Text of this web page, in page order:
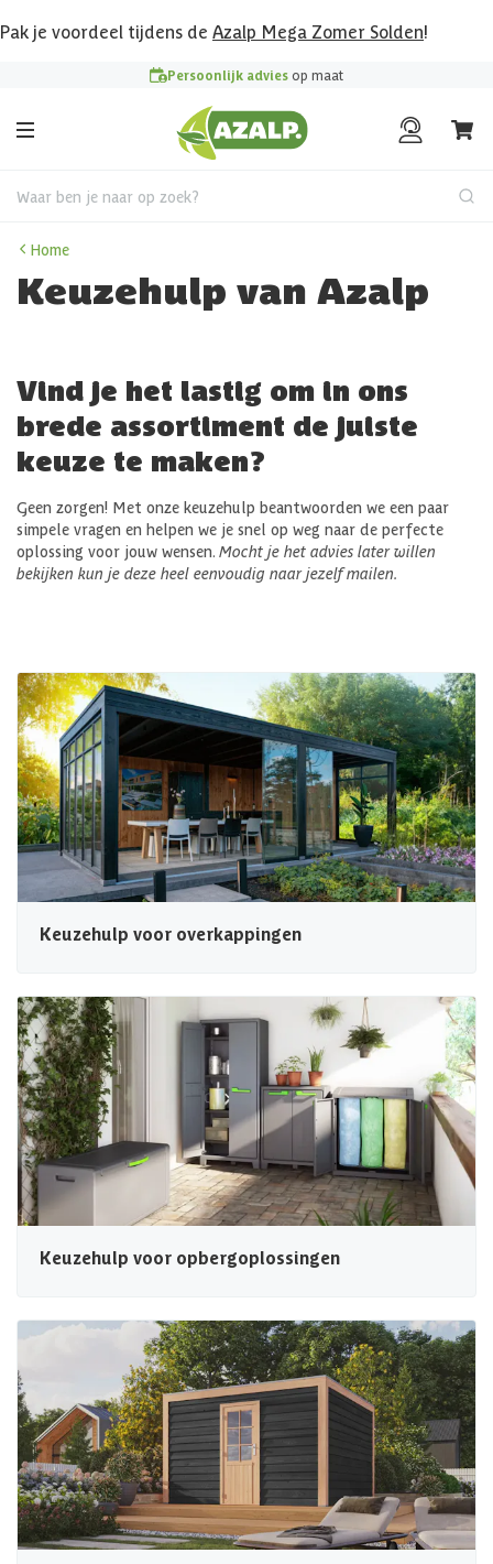
Pak je voordeel tijdens de Azalp Mega Zomer Solden!
Persoonlijk advies op maat
Waar ben je naar op zoek?
Home
Keuzehulp van Azalp
Vind je het lastig om in ons
brede assortiment de juiste
keuze te maken?
Geen zorgen! Met onze keuzehulp beantwoorden we een paar
simpele vragen en helpen we je snel op weg naar de perfecte
oplossing voor jouw wensen. Mocht je het advies later willen
bekijken kun je deze heel eenvoudig naar jezelf mailen.
Keuzehulp voor overkappingen
Keuzehulp voor opbergoplossingen